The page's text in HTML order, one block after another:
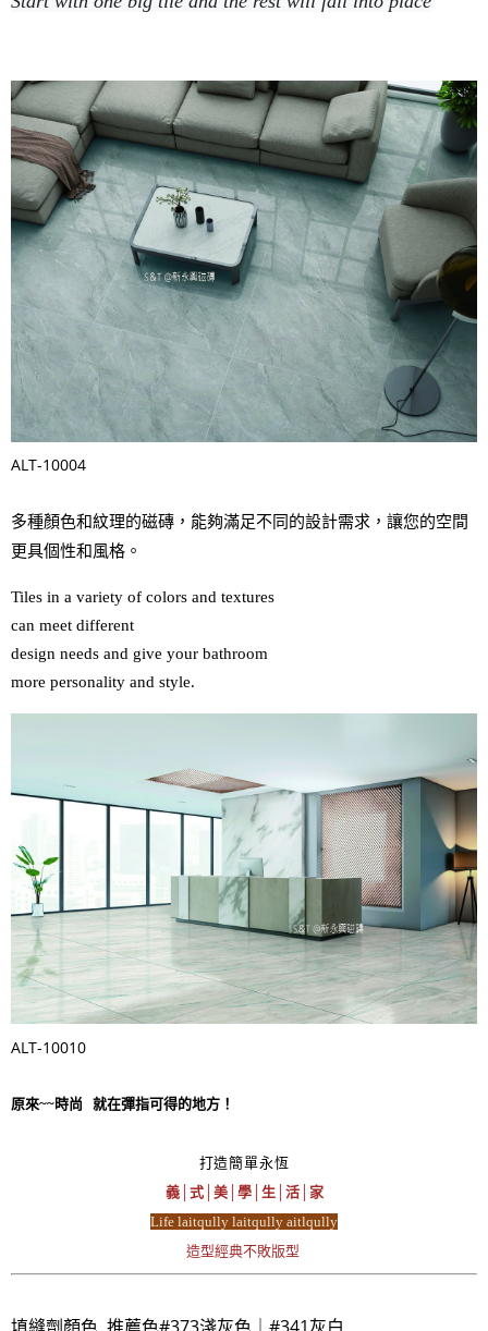
ALT-10004
多種顏色和紋理的磁磚，能夠滿足不同的設計需求，讓您的空間
更具個性和風格。
Tiles in a variety of colors and textures
can meet different
design needs and give your bathroom
more personality and style.
ALT-10010
原來~~時尚 就在彈指可得的地方！
打造簡單永恆
義│式│美│學│生│活│家
Life laitqully laitqully aitlqully
造型經典不敗版型